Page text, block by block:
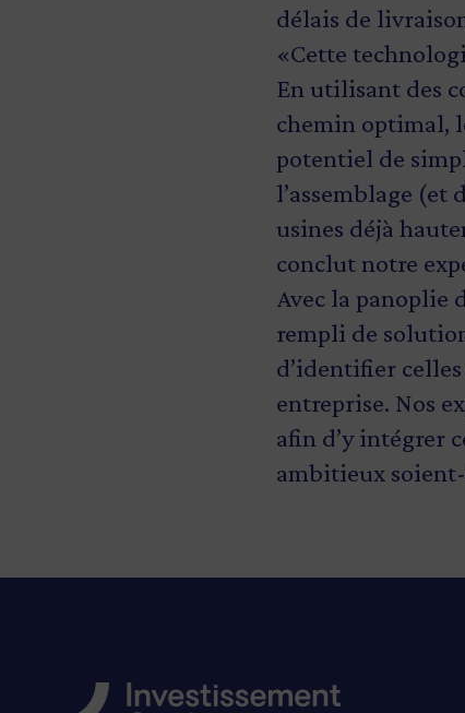
délais de
«Cette
En utilisant des
chemin optimal,
potentiel de
l’assemblage (et
usines déjà
conclut notre
Avec la panoplie
rempli de
d’identifier
entreprise. Nos
afin d’y intégrer
ambitieux